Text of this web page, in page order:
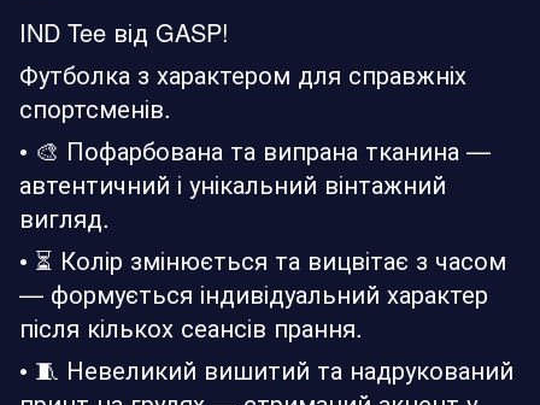
IND Tee від GASP!
Футболка з характером для справжніх
спортсменів.
• 🎨 Пофарбована та випрана тканина —
автентичний і унікальний вінтажний
вигляд.
• ⏳ Колір змінюється та вицвітає з часом
— формується індивідуальний характер
після кількох сеансів прання.
• 🧵 Невеликий вишитий та надрукований